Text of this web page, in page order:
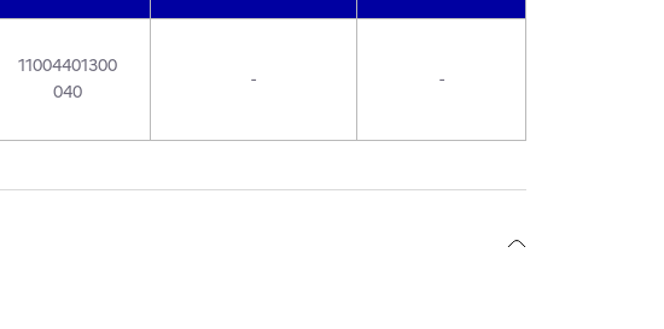
11004401300
040
- -